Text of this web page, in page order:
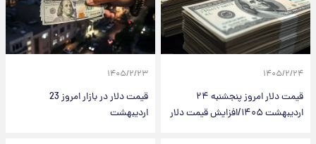
۱۴۰۵/۲/۲۴
قیمت دلار امروز پنجشنبه ۲۴
اردیبهشت ۱۴۰۵/افزایش قیمت دلار
۱۴۰۵/۲/۲۳
قیمت دلار در بازار امروز 23
اردیبهشت